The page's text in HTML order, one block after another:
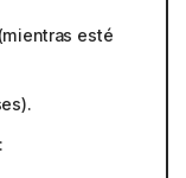
esté